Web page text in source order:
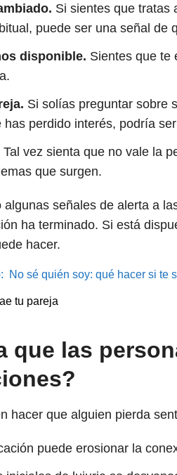
Si sientes que tratas
puede ser una señal de
disponible. Sientes que te
Si solías preguntar sobre
has perdido interés, podría
Tal vez sienta que no vale la
que surgen.
algunas señales de alerta a
ha terminado. Si está
hacer.
No sé quién soy: qué hacer si te
tu pareja
que las
hacer que alguien pierda
puede erosionar la